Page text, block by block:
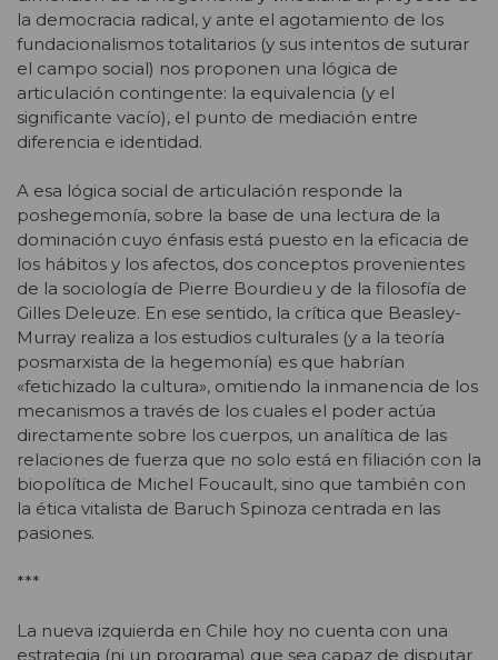
la democracia radical, y ante el agotamiento de los
fundacionalismos totalitarios (y sus intentos de suturar
el campo social) nos proponen una lógica de
articulación contingente: la equivalencia (y el
significante vacío), el punto de mediación entre
diferencia e identidad.
A esa lógica social de articulación responde la
poshegemonía, sobre la base de una lectura de la
dominación cuyo énfasis está puesto en la eficacia de
los hábitos y los afectos, dos conceptos provenientes
de la sociología de Pierre Bourdieu y de la filosofía de
Gilles Deleuze. En ese sentido, la crítica que Beasley-
Murray realiza a los estudios culturales (y a la teoría
posmarxista de la hegemonía) es que habrían
«fetichizado la cultura», omitiendo la inmanencia de los
mecanismos a través de los cuales el poder actúa
directamente sobre los cuerpos, un analítica de las
relaciones de fuerza que no solo está en filiación con la
biopolítica de Michel Foucault, sino que también con
la ética vitalista de Baruch Spinoza centrada en las
pasiones.
***
La nueva izquierda en Chile hoy no cuenta con una
estrategia (ni un programa) que sea capaz de disputar